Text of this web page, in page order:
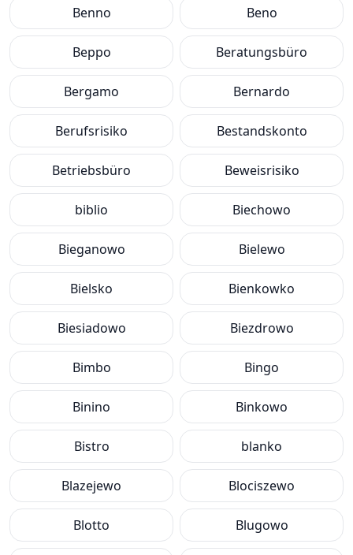
Benno Beno
Beppo Beratungsbüro
Bergamo Bernardo
Berufsrisiko Bestandskonto
Betriebsbüro Beweisrisiko
biblio Biechowo
Bieganowo Bielewo
Bielsko Bienkowko
Biesiadowo Biezdrowo
Bimbo Bingo
Binino Binkowo
Bistro blanko
Blazejewo Blociszewo
Blotto Blugowo